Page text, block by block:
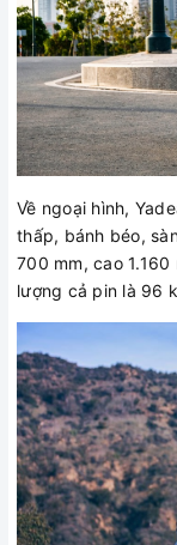
Về ngoại hình,
thấp, bánh béo,
700 mm, cao 1.160
lượng cả pin là 96